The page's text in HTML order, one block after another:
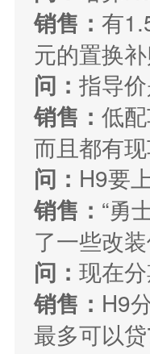
销售： 有
元的置换
问： 指导
销售： 低
而且都有
问： H9要
销售： “勇
了一些改
问： 现在
销售： H9
最多可以